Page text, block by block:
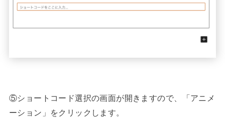
⑤ショートコード選択の画面が開きますので、「アニメ
ーション」をクリックします。